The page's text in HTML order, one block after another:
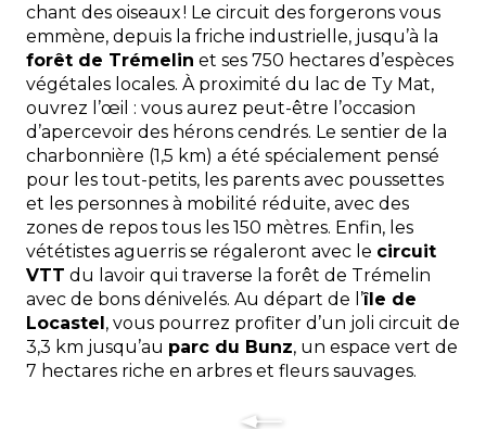
chant des oiseaux ! Le circuit des forgerons vous
emmène, depuis la friche industrielle, jusqu’à la
forêt de Trémelin et ses 750 hectares d’espèces
végétales locales. À proximité du lac de Ty Mat,
ouvrez l’œil : vous aurez peut-être l’occasion
d’apercevoir des hérons cendrés. Le sentier de la
charbonnière (1,5 km) a été spécialement pensé
pour les tout-petits, les parents avec poussettes
et les personnes à mobilité réduite, avec des
zones de repos tous les 150 mètres. Enfin, les
vététistes aguerris se régaleront avec le circuit
VTT du lavoir qui traverse la forêt de Trémelin
avec de bons dénivelés. Au départ de l’île de
Locastel, vous pourrez profiter d’un joli circuit de
3,3 km jusqu’au parc du Bunz, un espace vert de
7 hectares riche en arbres et fleurs sauvages.